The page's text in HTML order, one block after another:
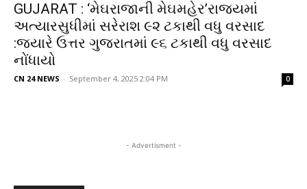
GUJARAT : ‘મેઘરાજાની મેઘમહેર’રાજ્યમાં
અત્યારસુધીમાં સરેરાશ ૯૨ ટકાથી વધુ વરસાદ
:જ્યારે ઉત્તર ગુજરાતમાં ૯૬ ટકાથી વધુ વરસાદ
નોંધાયો
CN 24 NEWS - September 4, 2025 2:04 PM 0
- Advertisment -